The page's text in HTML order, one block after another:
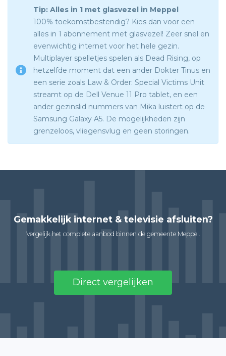
Tip: Alles in 1 met glasvezel in Meppel
100% toekomstbestendig? Kies dan voor een
alles in 1 abonnement met glasvezel! Zeer snel en
evenwichtig internet voor het hele gezin.
Multiplayer spelletjes spelen als Dead Rising, op
hetzelfde moment dat een ander Dokter Tinus en
een serie zoals Law & Order: Special Victims Unit
streamt op de Dell Venue 11 Pro tablet, en een
ander gezinslid nummers van Mika luistert op de
Samsung Galaxy A5. De mogelijkheden zijn
grenzeloos, vliegensvlug en geen storingen.
Gemakkelijk internet & televisie afsluiten?
Vergelijk het complete aanbod binnen de gemeente Meppel.
Direct vergelijken